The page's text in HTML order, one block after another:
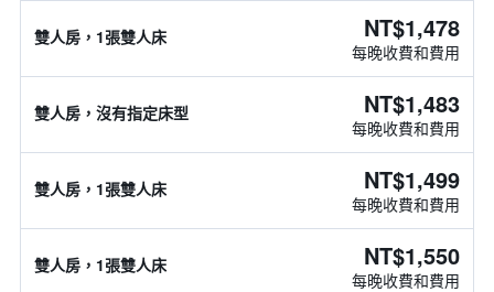
雙人房，1張雙人床 NT$1,478
每晚收費和費用
雙人房，沒有指定床型 NT$1,483
每晚收費和費用
雙人房，1張雙人床 NT$1,499
每晚收費和費用
雙人房，1張雙人床 NT$1,550
每晚收費和費用